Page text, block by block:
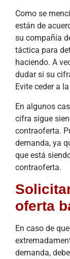
Como se
están de
su compañía
táctica para
haciendo. A
dudar si su
Evite ceder a
En algunos
cifra sigue
contraoferta.
demanda, ya
que está
contraoferta.
oferta
En caso de
demanda,